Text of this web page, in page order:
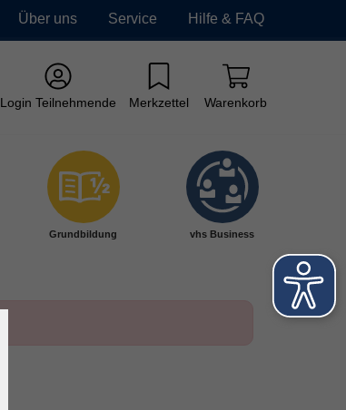
Über uns Service Hilfe & FAQ
Login Teilnehmende Merkzettel Warenkorb
Grundbildung vhs Business